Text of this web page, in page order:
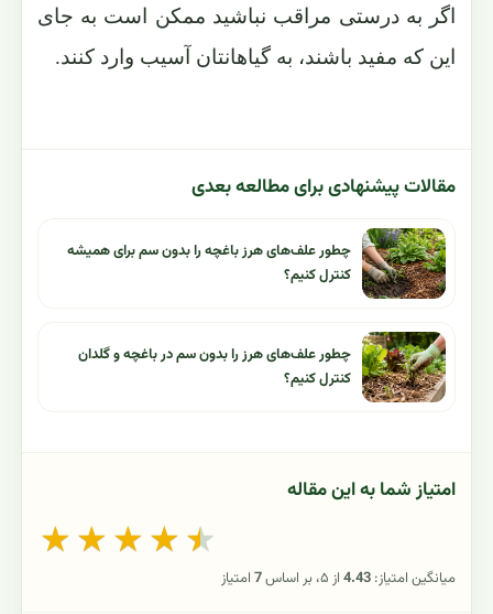
اگر به درستی مراقب نباشید ممکن است به جای
این که مفید باشند، به گیاهانتان آسیب وارد کنند.
مقالات پیشنهادی برای مطالعه بعدی
چطور علف‌های هرز باغچه را بدون سم برای همیشه
کنترل کنیم؟
چطور علف‌های هرز را بدون سم در باغچه و گلدان
کنترل کنیم؟
امتیاز شما به این مقاله
★ ★ ★ ★ ★
میانگین امتیاز: 4.43از ۵، بر اساس 7امتیاز